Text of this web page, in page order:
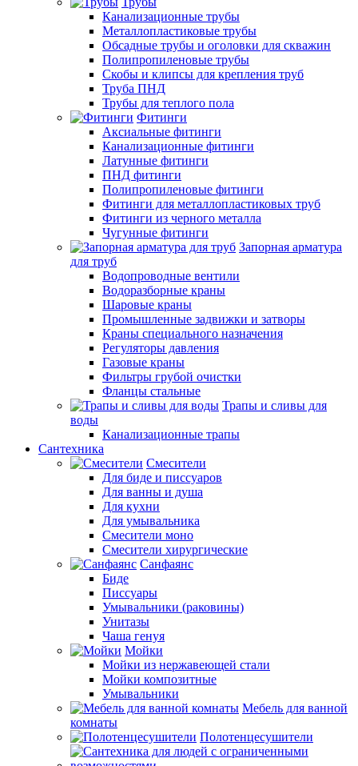
Канализационные трубы
Металлопластиковые трубы
Обсадные трубы и оголовки для скважин
Полипропиленовые трубы
Скобы и клипсы для крепления труб
Труба ПНД
Трубы для теплого пола
Фитинги
Аксиальные фитинги
Канализационные фитинги
Латунные фитинги
ПНД фитинги
Полипропиленовые фитинги
Фитинги для металлопластиковых труб
Фитинги из черного металла
Чугунные фитинги
Запорная арматура
для труб
Водопроводные вентили
Водоразборные краны
Шаровые краны
Промышленные задвижки и затворы
Краны специального назначения
Регуляторы давления
Газовые краны
Фильтры грубой очистки
Фланцы стальные
Трапы и сливы для
воды
Канализационные трапы
Сантехника
Смесители
Для биде и писсуаров
Для ванны и душа
Для кухни
Для умывальника
Смесители моно
Смесители хирургические
Санфаянс
Биде
Писсуары
Умывальники (раковины)
Унитазы
Чаша генуя
Мойки
Мойки из нержавеющей стали
Мойки композитные
Умывальники
Мебель для ванной
комнаты
Полотенцесушители